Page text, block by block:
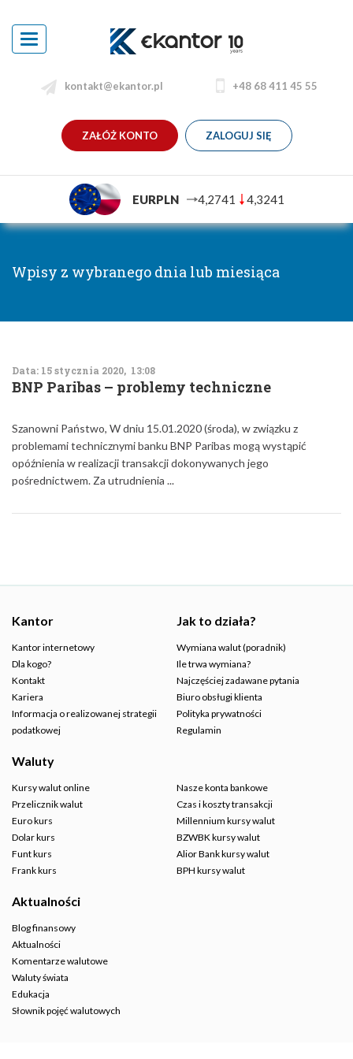
Toggle
navigation
kontakt@ekantor.pl +48 68 411 45 55
ZAŁÓŻ KONTO ZALOGUJ SIĘ
EURPLN 4,2741 4,3241
Wpisy z wybranego dnia lub miesiąca
Data: 15 stycznia 2020, 13:08
BNP Paribas – problemy techniczne
Szanowni Państwo, W dniu 15.01.2020 (środa), w związku z
problemami technicznymi banku BNP Paribas mogą wystąpić
opóźnienia w realizacji transakcji dokonywanych jego
pośrednictwem. Za utrudnienia ...
Kantor
Kantor internetowy
Dla kogo?
Kontakt
Kariera
Informacja o realizowanej strategii
podatkowej
Jak to działa?
Wymiana walut (poradnik)
Ile trwa wymiana?
Najczęściej zadawane pytania
Biuro obsługi klienta
Polityka prywatności
Regulamin
Waluty
Kursy walut online
Przelicznik walut
Euro kurs
Dolar kurs
Funt kurs
Frank kurs
Nasze konta bankowe
Czas i koszty transakcji
Millennium kursy walut
BZWBK kursy walut
Alior Bank kursy walut
BPH kursy walut
Aktualności
Blog finansowy
Aktualności
Komentarze walutowe
Waluty świata
Edukacja
Słownik pojęć walutowych